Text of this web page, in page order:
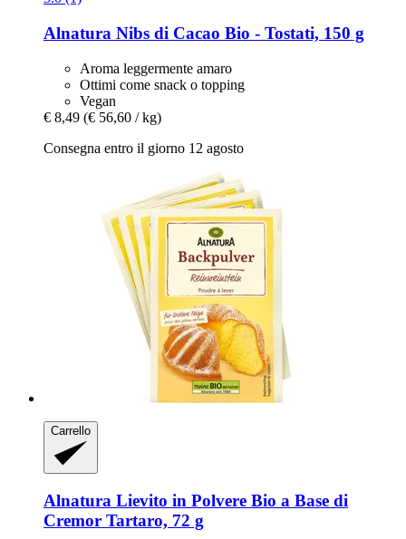
Alnatura Nibs di Cacao Bio -​ Tostati, 150 g
Aroma leggermente amaro
Ottimi come snack o topping
Vegan
€ 8,49 (€ 56,60 / kg)
Consegna entro il giorno 12 agosto
Carrello
Alnatura Lievito in Polvere Bio a Base di
Cremor Tartaro, 72 g